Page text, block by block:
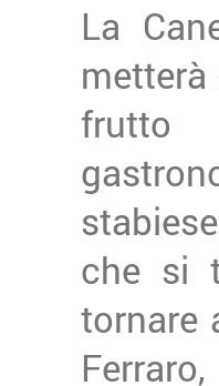
La
frutto
che si
tornare